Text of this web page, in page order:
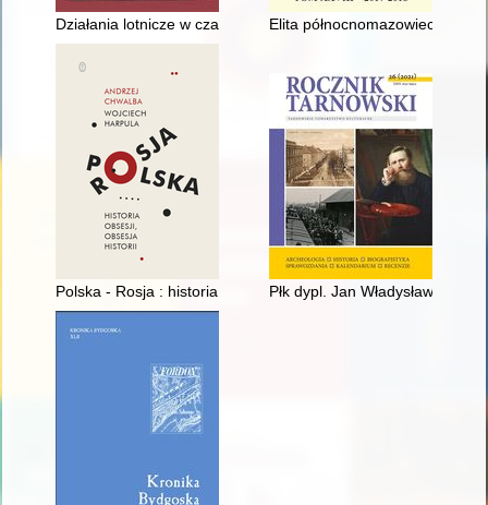
Działania lotnicze w czasie bitwy pod Lenino : wybrane
Elita północnomazowiecka -
Polska - Rosja : historia obsesji, obsesja historii
Płk dypl. Jan Władysław